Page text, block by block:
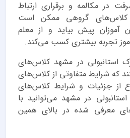
در مکالمه و برقراری ارتباط
گروهی ممکن است
آموزان پیش بیاید و از معلم
تجربه بیشتری کسب می‌کند.
استانبولی در مشهد کلاس‌های
که شرایط متفاوتی از کلاس‌های
از جزئیات و شرایط کلاس‌های
در مشهد می‌توانید با
معرفی شده در بالای همین